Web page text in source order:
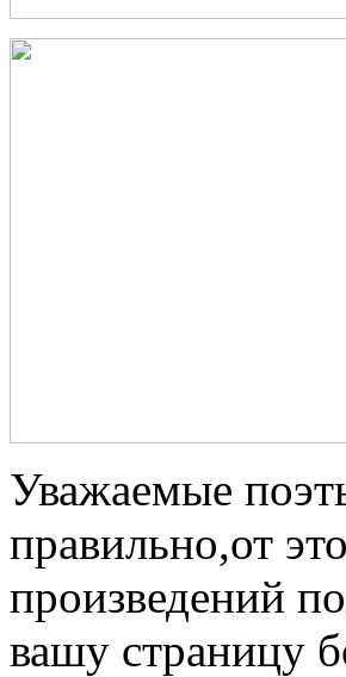
Уважаемые
правильно,от
произведений
вашу страницу